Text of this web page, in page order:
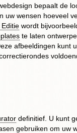
bepaalt de
wensen hoeveel
wordt
te laten
afbeeldingen kunt
definitief. U kunt
gebruiken om uw